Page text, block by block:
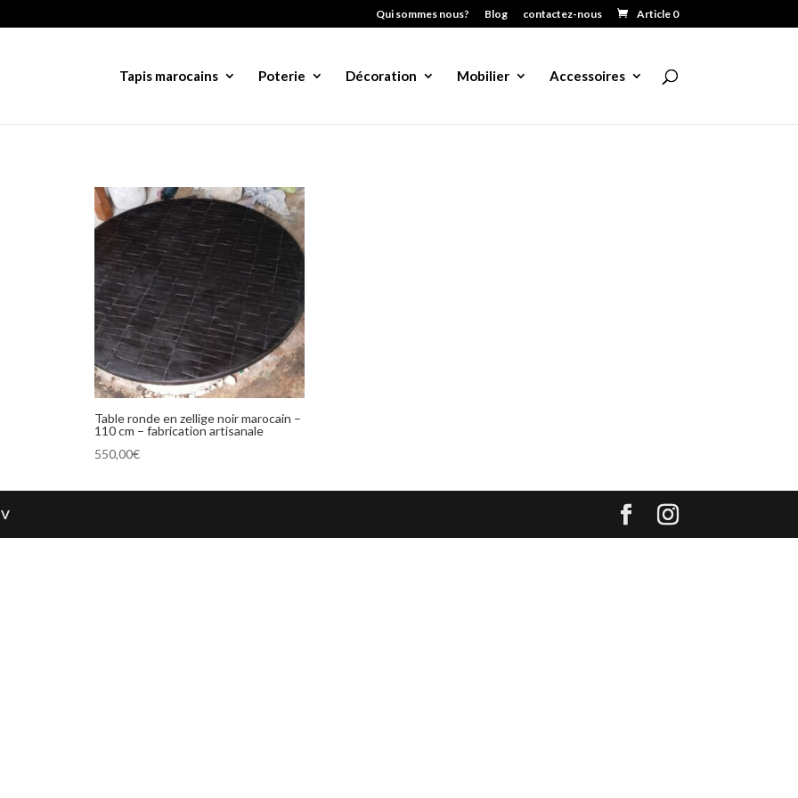
Qui sommes nous? Blog contactez-nous Article 0
Tapis marocains Poterie Décoration Mobilier Accessoires
Table ronde en zellige noir marocain –
110 cm – fabrication artisanale
550,00€